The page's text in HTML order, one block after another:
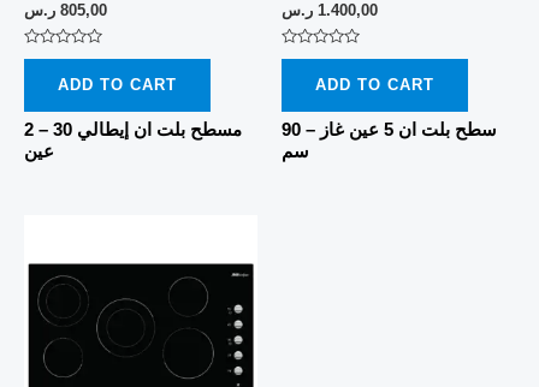
805,00 ر.س
Rated
5
ADD TO CART
مسطح بلت ان إيطالي 30 – 2
عين
1.400,00 ر.س
Rated
5
ADD TO CART
سطح بلت ان 5 عين غاز – 90
سم